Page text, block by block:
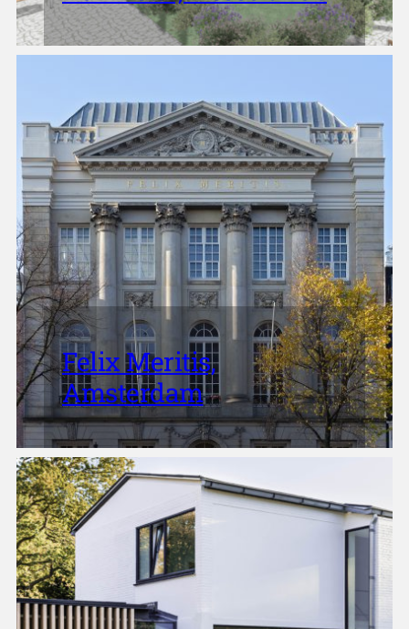
Felix Meritis,
Amsterdam